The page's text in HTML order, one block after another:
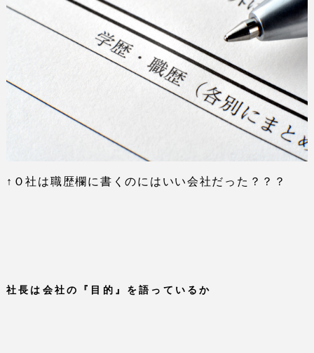
↑Ｏ社は職歴欄に書くのにはいい会社だった？？？
社長は会社の『目的』を語っているか